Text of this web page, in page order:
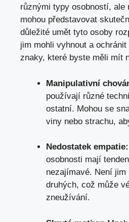
různými typy osobností, ale
mohou představovat
důležité umět tyto osoby
jim mohli vyhnout a
znaky, které byste měli mít
Manipulativní
používají různé
ostatní. Mohou se
viny nebo strachu,
Nedostatek empatie:
osobnosti mají
nezajímavé. Není jim
druhých, což může
zneužívání.